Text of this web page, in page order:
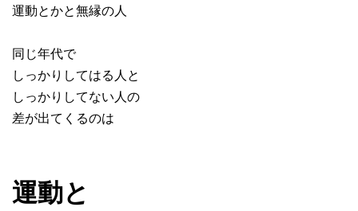
運動とかと無縁の人
同じ年代で
しっかりしてはる人と
しっかりしてない人の
差が出てくるのは
運動と